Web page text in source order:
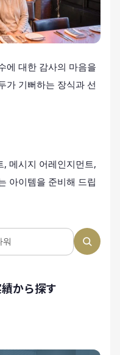
에 대한 감사의 마음을
가 기뻐하는 장식과 선
메시지 어레인지먼트,
아이템을 준비해 드립
から探す